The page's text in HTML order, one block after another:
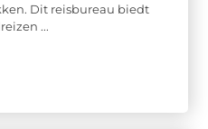
Dit reisbureau biedt
...